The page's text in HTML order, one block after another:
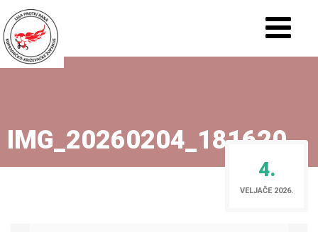
IMG_20260204_181620
4.
VELJAČE 2026.